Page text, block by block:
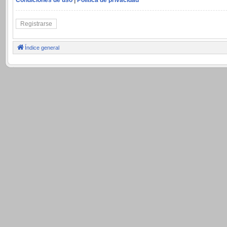
Registrarse
Índice general
.